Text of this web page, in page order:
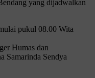
yang dijadwalkan
pukul 08.00 Wita
Humas dan
Samarinda Sendya